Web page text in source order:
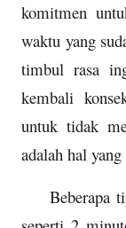
komitmen
waktu yang
timbul rasa
kembali
untuk tidak
adalah hal
Beberapa